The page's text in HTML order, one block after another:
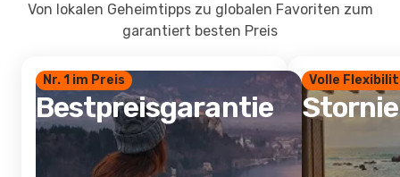
Von lokalen Geheimtipps zu globalen Favoriten zum
garantiert besten Preis
Nr. 1 im Preis
Bestpreisgarantie
Volle